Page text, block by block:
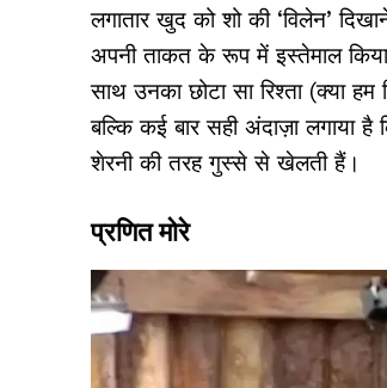
लगातार खुद को शो की ‘विलेन’
अपनी ताकत के रूप में इस्तेमाल
साथ उनका छोटा सा रिश्ता (क्या
बल्कि कई बार सही अंदाज़ा लगाया
शेरनी की तरह गुस्से से खेलती हैं।
प्रणित मोरे